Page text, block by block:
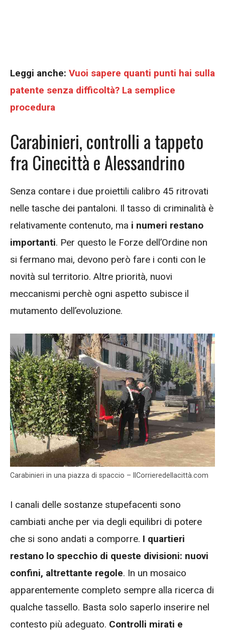
Leggi anche: Vuoi sapere quanti punti hai sulla
patente senza difficoltà? La semplice
procedura
Carabinieri, controlli a tappeto
fra Cinecittà e Alessandrino
Senza contare i due proiettili calibro 45 ritrovati
nelle tasche dei pantaloni. Il tasso di criminalità è
relativamente contenuto, ma i numeri restano
importanti. Per questo le Forze dell’Ordine non
si fermano mai, devono però fare i conti con le
novità sul territorio. Altre priorità, nuovi
meccanismi perchè ogni aspetto subisce il
mutamento dell’evoluzione.
Carabinieri in una piazza di spaccio – IlCorrieredellacittà.com
I canali delle sostanze stupefacenti sono
cambiati anche per via degli equilibri di potere
che si sono andati a comporre. I quartieri
restano lo specchio di queste divisioni: nuovi
confini, altrettante regole. In un mosaico
apparentemente completo sempre alla ricerca di
qualche tassello. Basta solo saperlo inserire nel
contesto più adeguato. Controlli mirati e